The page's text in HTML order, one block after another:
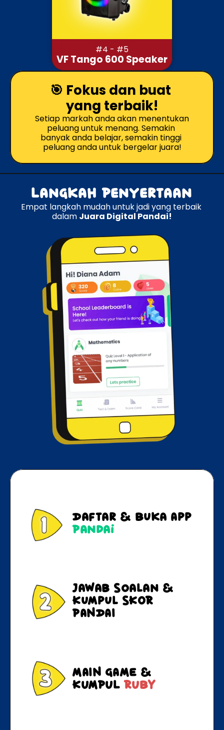
#4 - #5
VF Tango 600 Speaker
🎯 Fokus dan buat
yang terbaik!
Setiap markah anda akan menentukan
peluang untuk menang. Semakin
banyak anda belajar, semakin tinggi
peluang anda untuk bergelar juara!
Langkah Penyertaan
Empat langkah mudah untuk jadi yang terbaik
dalam Juara Digital Pandai!
Pandai
Jawab Soalan &
Kumpul SKOR
PANDAI
MAIN GAME &
KUMPUL RUBY